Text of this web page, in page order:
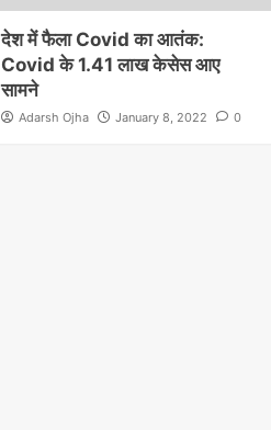
देश में फैला Covid का आतंक:
Covid के 1.41 लाख केसेस आए
सामने
Adarsh Ojha January 8, 2022 0